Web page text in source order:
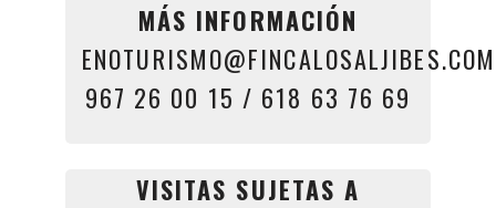
MÁS INFORMACIÓN
ENOTURISMO@FINCALOSALJIBES.COM
967 26 00 15 / 618 63 76 69
VISITAS SUJETAS A